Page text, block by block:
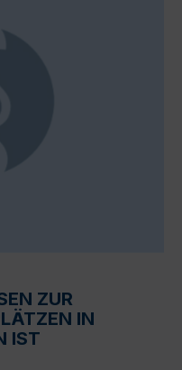
ZUR
IN
IST